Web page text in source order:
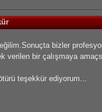
bizler
verilen bir çalışmaya
teşekkür ediyorum...